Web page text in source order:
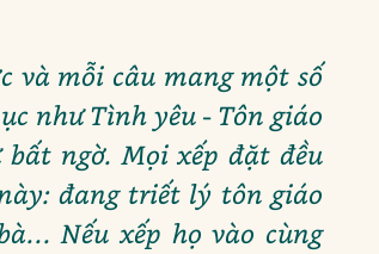
và mỗi câu mang một số
như Tình yêu - Tôn giáo
ngờ. Mọi xếp đặt đều
đang triết lý tôn giáo
Nếu xếp họ vào cùng